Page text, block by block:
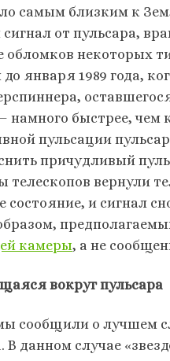
самым близким к
от пульсара,
обломков некоторых
января 1989 года,
намного быстрее,
пульсации
причудливый
телескопов вернули
состояние, и сигнал
камеры, а не
вокруг пульсара
сообщили о лучшем
В данном случае